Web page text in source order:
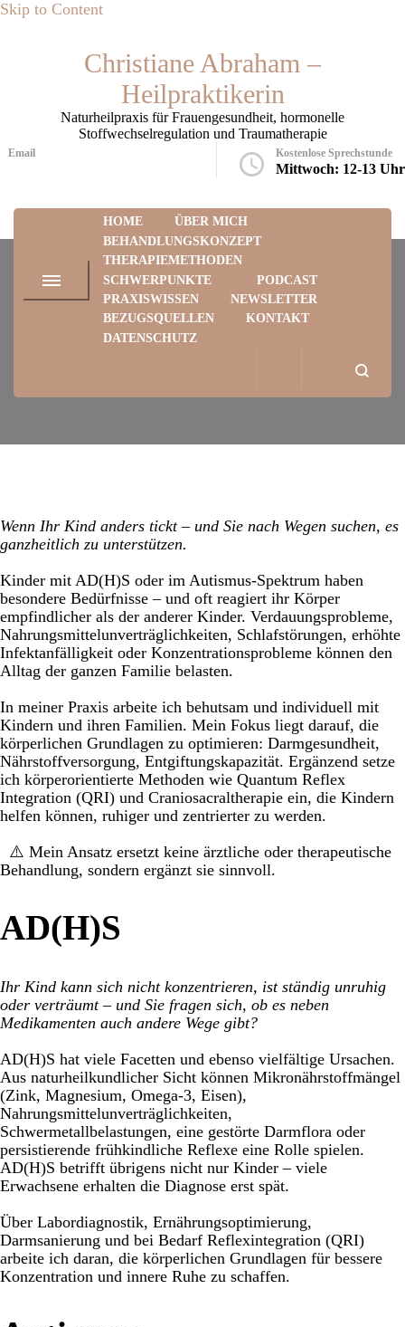
Skip to Content
Christiane Abraham –
Heilpraktikerin
Naturheilpraxis für Frauengesundheit, hormonelle
Stoffwechselregulation und Traumatherapie
Email Kostenlose Sprechstunde
Mittwoch: 12-13 Uhr
HOME
ÜBER MICH
BEHANDLUNGSKONZEPT
THERAPIEMETHODEN
SCHWERPUNKTE
PODCAST
PRAXISWISSEN
NEWSLETTER
BEZUGSQUELLEN
KONTAKT
DATENSCHUTZ
Kinder & Neurodiversität
Wenn Ihr Kind anders tickt – und Sie nach Wegen suchen, es
ganzheitlich zu unterstützen.
Kinder mit AD(H)S oder im Autismus-Spektrum haben
besondere Bedürfnisse – und oft reagiert ihr Körper
empfindlicher als der anderer Kinder. Verdauungsprobleme,
Nahrungsmittelunverträglichkeiten, Schlafstörungen, erhöhte
Infektanfälligkeit oder Konzentrationsprobleme können den
Alltag der ganzen Familie belasten.
In meiner Praxis arbeite ich behutsam und individuell mit
Kindern und ihren Familien. Mein Fokus liegt darauf, die
körperlichen Grundlagen zu optimieren: Darmgesundheit,
Nährstoffversorgung, Entgiftungskapazität. Ergänzend setze
ich körperorientierte Methoden wie Quantum Reflex
Integration (QRI) und Craniosacraltherapie ein, die Kindern
helfen können, ruhiger und zentrierter zu werden.
⚠️ Mein Ansatz ersetzt keine ärztliche oder therapeutische
Behandlung, sondern ergänzt sie sinnvoll.
AD(H)S
Ihr Kind kann sich nicht konzentrieren, ist ständig unruhig
oder verträumt – und Sie fragen sich, ob es neben
Medikamenten auch andere Wege gibt?
AD(H)S hat viele Facetten und ebenso vielfältige Ursachen.
Aus naturheilkundlicher Sicht können Mikronährstoffmängel
(Zink, Magnesium, Omega-3, Eisen),
Nahrungsmittelunverträglichkeiten,
Schwermetallbelastungen, eine gestörte Darmflora oder
persistierende frühkindliche Reflexe eine Rolle spielen.
AD(H)S betrifft übrigens nicht nur Kinder – viele
Erwachsene erhalten die Diagnose erst spät.
Über Labordiagnostik, Ernährungsoptimierung,
Darmsanierung und bei Bedarf Reflexintegration (QRI)
arbeite ich daran, die körperlichen Grundlagen für bessere
Konzentration und innere Ruhe zu schaffen.